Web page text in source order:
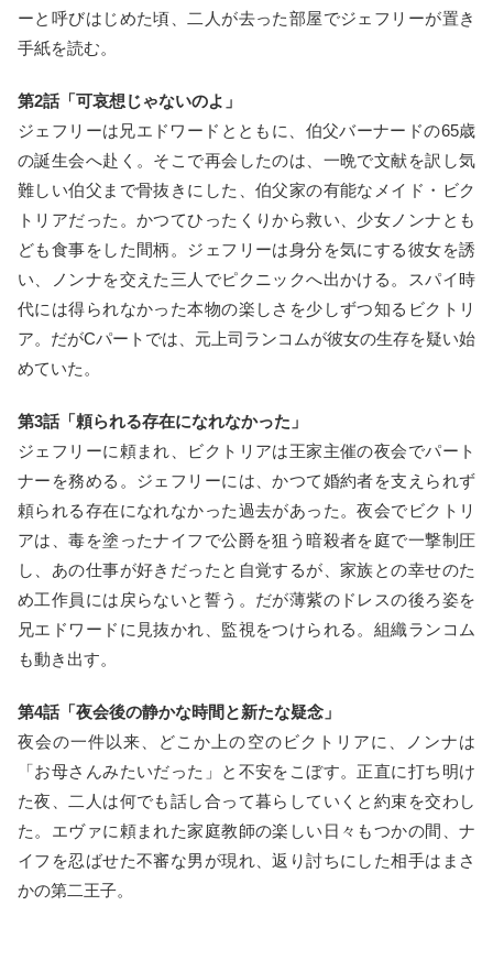
ーと呼びはじめた頃、二人が去った部屋でジェフリーが置き
手紙を読む。
第2話「可哀想じゃないのよ」
ジェフリーは兄エドワードとともに、伯父バーナードの65歳
の誕生会へ赴く。そこで再会したのは、一晩で文献を訳し気
難しい伯父まで骨抜きにした、伯父家の有能なメイド・ビク
トリアだった。かつてひったくりから救い、少女ノンナとも
ども食事をした間柄。ジェフリーは身分を気にする彼女を誘
い、ノンナを交えた三人でピクニックへ出かける。スパイ時
代には得られなかった本物の楽しさを少しずつ知るビクトリ
ア。だがCパートでは、元上司ランコムが彼女の生存を疑い始
めていた。
第3話「頼られる存在になれなかった」
ジェフリーに頼まれ、ビクトリアは王家主催の夜会でパート
ナーを務める。ジェフリーには、かつて婚約者を支えられず
頼られる存在になれなかった過去があった。夜会でビクトリ
アは、毒を塗ったナイフで公爵を狙う暗殺者を庭で一撃制圧
し、あの仕事が好きだったと自覚するが、家族との幸せのた
め工作員には戻らないと誓う。だが薄紫のドレスの後ろ姿を
兄エドワードに見抜かれ、監視をつけられる。組織ランコム
も動き出す。
第4話「夜会後の静かな時間と新たな疑念」
夜会の一件以来、どこか上の空のビクトリアに、ノンナは
「お母さんみたいだった」と不安をこぼす。正直に打ち明け
た夜、二人は何でも話し合って暮らしていくと約束を交わし
た。エヴァに頼まれた家庭教師の楽しい日々もつかの間、ナ
イフを忍ばせた不審な男が現れ、返り討ちにした相手はまさ
かの第二王子。